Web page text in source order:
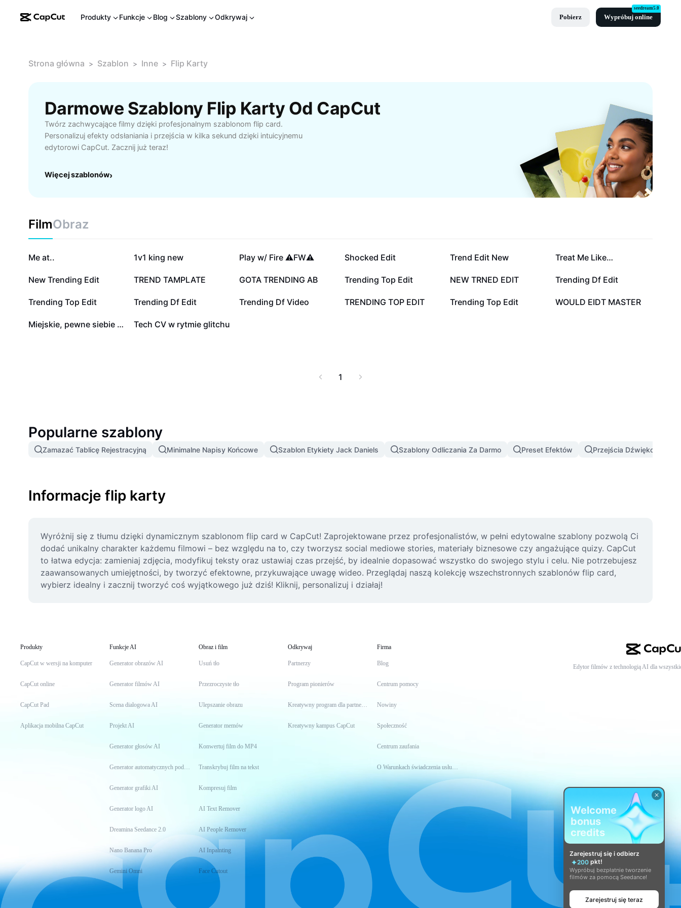
Produkty Funkcje Blog Szablony Odkrywaj Pobierz Wypróbuj online
seedream5.0
Strona główna > Szablon > Inne > Flip Karty
Darmowe Szablony Flip Karty Od CapCut
Twórz zachwycające filmy dzięki profesjonalnym szablonom flip card.
Personalizuj efekty odsłaniania i przejścia w kilka sekund dzięki intuicyjnemu
edytorowi CapCut. Zacznij już teraz!
Więcej szablonów›
FilmObraz
581,1 tys.
Me at.. 119,1 tys.
1v1 king new 101,2 tys.
Play w/ Fire ⚠️FW⚠️ 49,7 tys.
Shocked Edit 31,8 tys.
Trend Edit New 23,6 tys.
Treat Me Like…
13,3 tys.
New Trending Edit 10 tys.
TREND TAMPLATE 7,6 tys.
GOTA TRENDING AB 3,1 tys.
Trending Top Edit 1,3 tys.
NEW TRNED EDIT 930
Trending Df Edit
881
Trending Top Edit 605
Trending Df Edit 602
Trending Df Video 400
TRENDING TOP EDIT 332
Trending Top Edit 49
WOULD EIDT MASTER
10 Miejskie, pewne siebie selfie — szybki format 0
Tech CV w rytmie glitchu
1
Popularne szablony
Zamazać Tablicę Rejestracyjną Minimalne Napisy Końcowe Szablon Etykiety Jack Daniels Szablony Odliczania Za Darmo Preset Efektów Przejścia Dźwiękowe
Informacje flip karty
Wyróżnij się z tłumu dzięki dynamicznym szablonom flip card w CapCut! Zaprojektowane przez profesjonalistów, w pełni edytowalne szablony pozwolą Ci
dodać unikalny charakter każdemu filmowi – bez względu na to, czy tworzysz social mediowe stories, materiały biznesowe czy angażujące quizy. CapCut
to łatwa edycja: zamieniaj zdjęcia, modyfikuj teksty oraz ustawiaj czas przejść, by idealnie dopasować wszystko do swojego stylu i celu. Nie potrzebujesz
zaawansowanych umiejętności, by tworzyć efektowne, przykuwające uwagę wideo. Przeglądaj naszą kolekcję wszechstronnych szablonów flip card,
wybierz idealny i zacznij tworzyć coś wyjątkowego już dziś! Kliknij, personalizuj i działaj!
Produkty
CapCut w wersji na komputer
CapCut online
CapCut Pad
Aplikacja mobilna CapCut
Funkcje AI
Generator obrazów AI
Generator filmów AI
Scena dialogowa AI
Projekt AI
Generator głosów AI
Generator automatycznych podpisów
Generator grafiki AI
Generator logo AI
Dreamina Seedance 2.0
Nano Banana Pro
Gemini Omni
Obraz i film
Usuń tło
Przezroczyste tło
Ulepszanie obrazu
Generator memów
Konwertuj film do MP4
Transkrybuj film na tekst
Kompresuj film
AI Text Remover
AI People Remover
AI Inpainting
Face Cutout
Odkrywaj
Partnerzy
Program pionierów
Kreatywny program dla partnerów
Kreatywny kampus CapCut
Firma
Blog
Centrum pomocy
Nowiny
Społeczność
Centrum zaufania
O Warunkach świadczenia usług CapCut
Edytor filmów z technologią AI dla
Welcome
bonus
credits
Zarejestruj się i odbierz
200 pkt!
Wypróbuj bezpłatnie tworzenie
filmów za pomocą Seedance!
Zarejestruj się teraz